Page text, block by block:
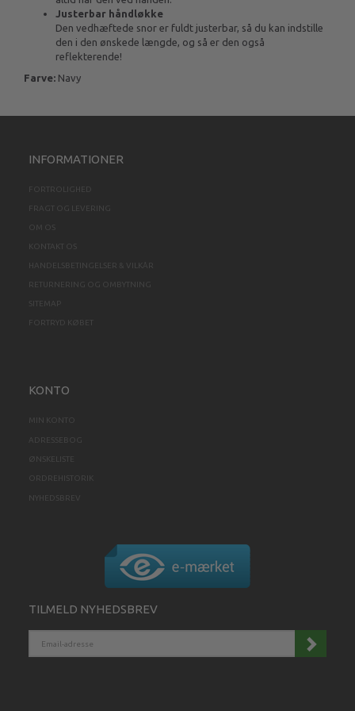
Justerbar håndløkke
Den vedhæftede snor er fuldt justerbar, så du kan indstille
den i den ønskede længde, og så er den også
reflekterende!
Farve: Navy
INFORMATIONER
FORTROLIGHED
FRAGT OG LEVERING
OM OS
KONTAKT OS
HANDELSBETINGELSER & VILKÅR
RETURNERING OG OMBYTNING
SITEMAP
FORTRYD KØBET
KONTO
MIN KONTO
ADRESSEBOG
ØNSKELISTE
ORDREHISTORIK
NYHEDSBREV
TILMELD NYHEDSBREV
ADRESSE